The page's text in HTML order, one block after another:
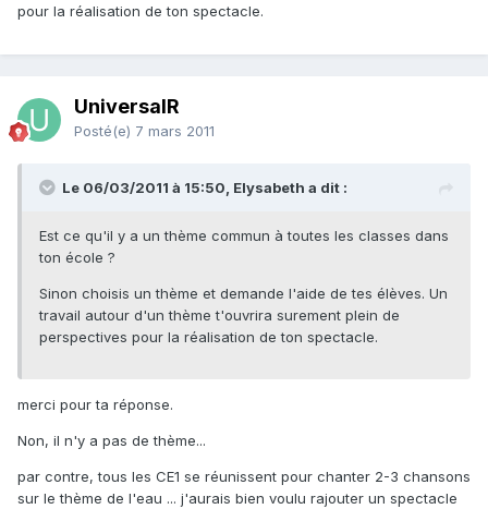
pour la réalisation de ton spectacle.
UniversalR
Posté(e) 7 mars 2011
Le 06/03/2011 à 15:50, Elysabeth a dit :
Est ce qu'il y a un thème commun à toutes les classes dans
ton école ?
Sinon choisis un thème et demande l'aide de tes élèves. Un
travail autour d'un thème t'ouvrira surement plein de
perspectives pour la réalisation de ton spectacle.
merci pour ta réponse.
Non, il n'y a pas de thème...
par contre, tous les CE1 se réunissent pour chanter 2-3 chansons
sur le thème de l'eau ... j'aurais bien voulu rajouter un spectacle